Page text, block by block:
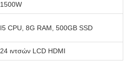
1500W
I5 CPU, 8G RAM, 500GB SSD
24 ιντσών LCD HDMI